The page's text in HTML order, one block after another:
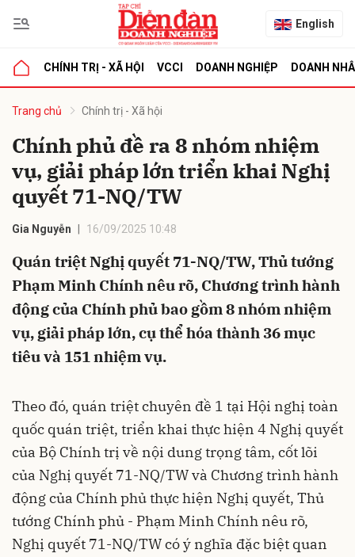
English
CHÍNH TRỊ - XÃ HỘI VCCI DOANH NGHIỆP DOANH
Trang chủ Chính trị - Xã hội
Chính phủ đề ra 8 nhóm nhiệm
vụ, giải pháp lớn triển khai Nghị
quyết 71-NQ/TW
Gia Nguyễn 16/09/2025 10:48
Quán triệt Nghị quyết 71-NQ/TW, Thủ tướng
Phạm Minh Chính nêu rõ, Chương trình hành
động của Chính phủ bao gồm 8 nhóm nhiệm
vụ, giải pháp lớn, cụ thể hóa thành 36 mục
tiêu và 151 nhiệm vụ.
Theo đó, quán triệt chuyên đề 1 tại Hội nghị toàn
quốc quán triệt, triển khai thực hiện 4 Nghị quyết
của Bộ Chính trị về nội dung trọng tâm, cốt lõi
của Nghị quyết 71-NQ/TW và Chương trình hành
động của Chính phủ thực hiện Nghị quyết, Thủ
tướng Chính phủ - Phạm Minh Chính nêu rõ,
Nghị quyết 71-NQ/TW có ý nghĩa đặc biệt quan
luận
Hủy